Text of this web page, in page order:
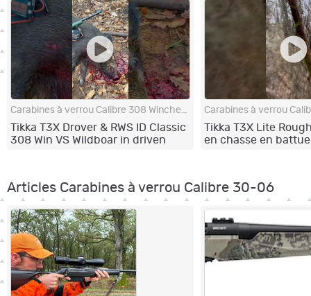
Carabines à verrou Calibre 308 Winchester
Tikka T3X Drover & RWS ID Classic
308 Win VS Wildboar in driven
Tikka T3X Lite
en chasse en battue
Articles Carabines à verrou Calibre 30-06